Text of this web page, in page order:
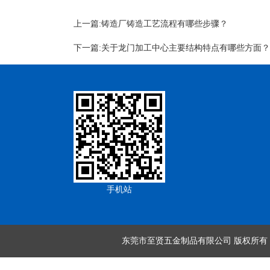
上一篇:铸造厂铸造工艺流程有哪些步骤？
下一篇:关于龙门加工中心主要结构特点有哪些方面？
手机站
东莞市至贤五金制品有限公司 版权所有